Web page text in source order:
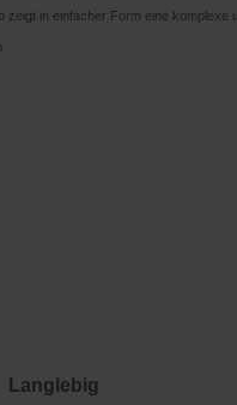
zeigt in einfacher Form eine komplexe
Langlebig